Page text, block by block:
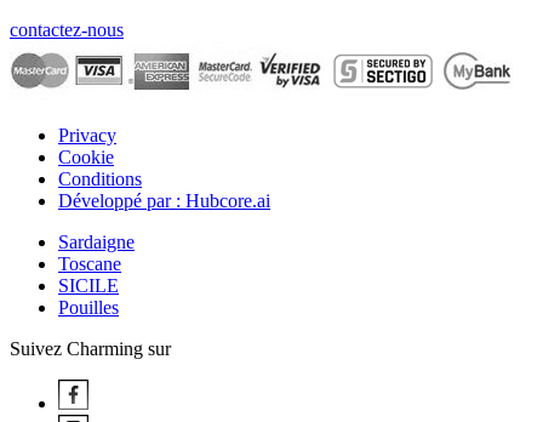
contactez-nous
Privacy
Cookie
Conditions
Développé par : Hubcore.ai
Sardaigne
Toscane
SICILE
Pouilles
Suivez Charming sur